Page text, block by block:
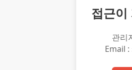
접근이
관리
Email